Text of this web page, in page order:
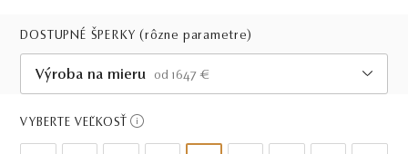
DOSTUPNÉ ŠPERKY(rôzne parametre)
Výroba na mieru
od 1647 €
Viac ako 30 dní
VYBERTE VEĽKOSŤ